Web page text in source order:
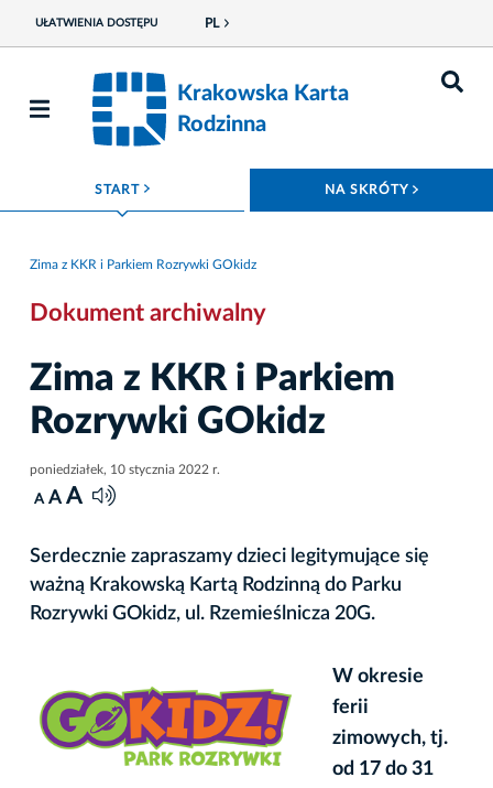
UŁATWIENIA DOSTĘPU PL
Krakowska Karta
Rodzinna
START ROZWIŃ MENU NA SKRÓTY
Zima z KKR i Parkiem Rozrywki GOkidz
Dokument archiwalny
Zima z KKR i Parkiem
Rozrywki GOkidz
poniedziałek, 10 stycznia 2022 r.
A A A
Serdecznie zapraszamy dzieci legitymujące się
ważną Krakowską Kartą Rodzinną do Parku
Rozrywki GOkidz, ul. Rzemieślnicza 20G.
W okresie
ferii
zimowych, tj.
od 17 do 31